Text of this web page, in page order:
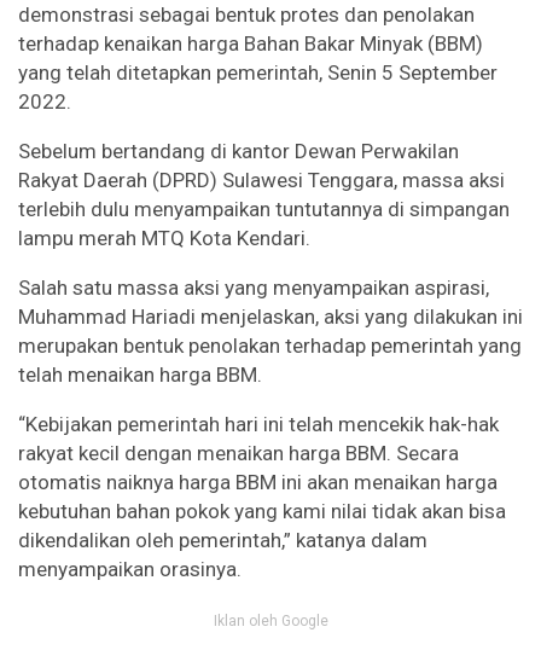
demonstrasi sebagai bentuk protes dan penolakan
terhadap kenaikan harga Bahan Bakar Minyak (BBM)
yang telah ditetapkan pemerintah, Senin 5 September
2022.
Sebelum bertandang di kantor Dewan Perwakilan
Rakyat Daerah (DPRD) Sulawesi Tenggara, massa aksi
terlebih dulu menyampaikan tuntutannya di simpangan
lampu merah MTQ Kota Kendari.
Salah satu massa aksi yang menyampaikan aspirasi,
Muhammad Hariadi menjelaskan, aksi yang dilakukan ini
merupakan bentuk penolakan terhadap pemerintah yang
telah menaikan harga BBM.
“Kebijakan pemerintah hari ini telah mencekik hak-hak
rakyat kecil dengan menaikan harga BBM. Secara
otomatis naiknya harga BBM ini akan menaikan harga
kebutuhan bahan pokok yang kami nilai tidak akan bisa
dikendalikan oleh pemerintah,” katanya dalam
menyampaikan orasinya.
Iklan oleh Google